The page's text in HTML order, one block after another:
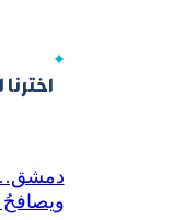
دمشق…
ويصافحُ